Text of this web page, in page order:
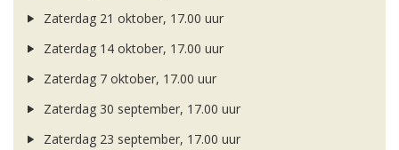
Zaterdag 21 oktober, 17.00 uur
Zaterdag 14 oktober, 17.00 uur
Zaterdag 7 oktober, 17.00 uur
Zaterdag 30 september, 17.00 uur
Zaterdag 23 september, 17.00 uur